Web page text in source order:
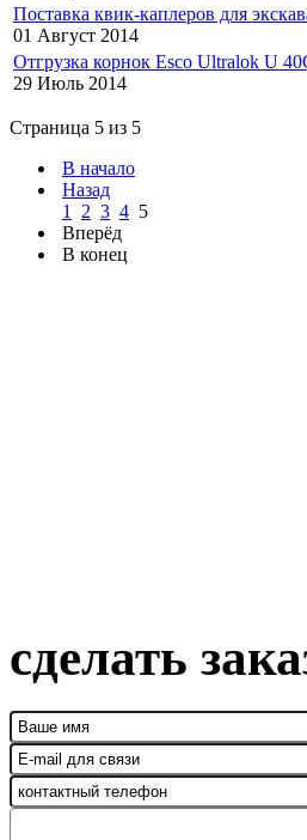
Поставка квик-каплеров для
01 Август 2014
Отгрузка корнок Esco Ultralok U
29 Июль 2014
Страница 5 из 5
В начало
Назад
1 2 3 4 5
Вперёд
В конец
сделать